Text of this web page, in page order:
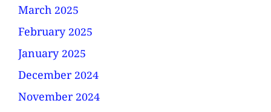
March 2025
February 2025
January 2025
December 2024
November 2024